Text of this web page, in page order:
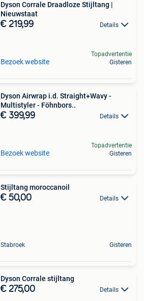
Dyson Corrale Draadloze Stijltang |
Nieuwstaat
€ 219,99 Details
Bezoek website
Topadvertentie
Gisteren
Dyson Airwrap i.d. Straight+Wavy -
Multistyler - Föhnbors..
€ 399,99 Details
Bezoek website
Topadvertentie
Gisteren
Stijltang moroccanoil
€ 50,00 Details
Stabroek Gisteren
Dyson Corrale stijltang
€ 275,00 Details